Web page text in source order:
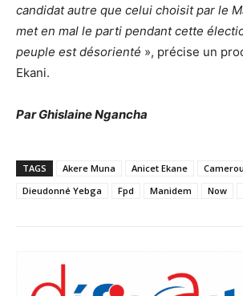
candidat autre que celui choisit par le
met en mal le parti pendant cette
peuple est désorienté », précise un
Ekani.
Par Ghislaine Ngancha
TAGS Akere Muna Anicet Ekane
Dieudonné Yebga
Fpd Manidem Now